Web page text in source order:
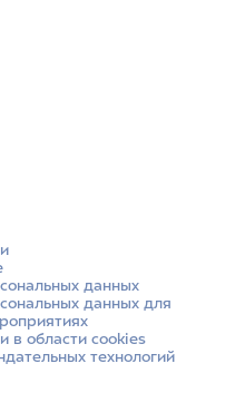
данных
данных для
в области cookies
технологий